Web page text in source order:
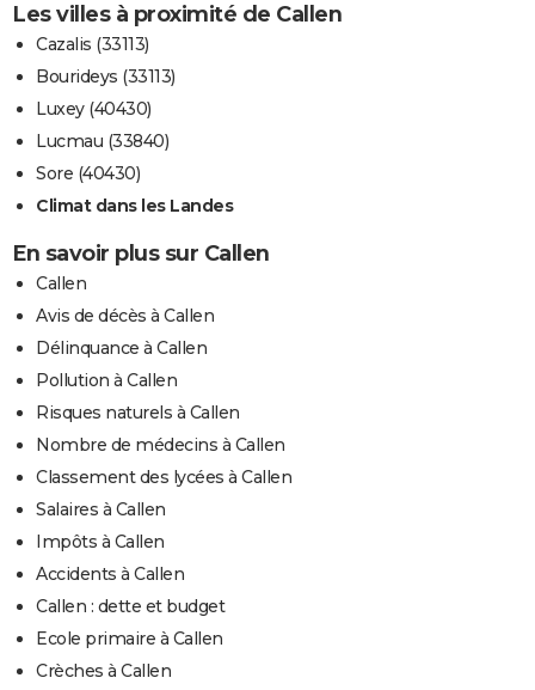
Les villes à proximité de Callen
Cazalis (33113)
Bourideys (33113)
Luxey (40430)
Lucmau (33840)
Sore (40430)
Climat dans les Landes
En savoir plus sur Callen
Callen
Avis de décès à Callen
Délinquance à Callen
Pollution à Callen
Risques naturels à Callen
Nombre de médecins à Callen
Classement des lycées à Callen
Salaires à Callen
Impôts à Callen
Accidents à Callen
Callen : dette et budget
Ecole primaire à Callen
Crèches à Callen